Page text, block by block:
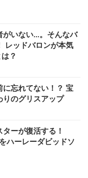
がいない…。そんなバ
レッドバロンが本気
？
忘れてない！？ 宝
りのグリスアップ
ターが復活する！
ハーレーダビッドソ